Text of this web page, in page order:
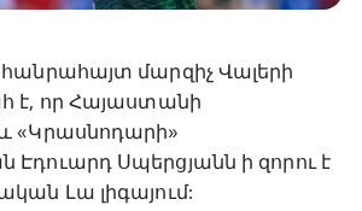
մարզիչ Վալերի
է, որ Հայաստանի
«Կրասնոդարի»
Սպերցյանն ի զորու է
Լա լիգայում: